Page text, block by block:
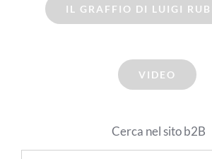
IL GRAFFIO DI LUIGI
VIDEO
Cerca nel sito b2B